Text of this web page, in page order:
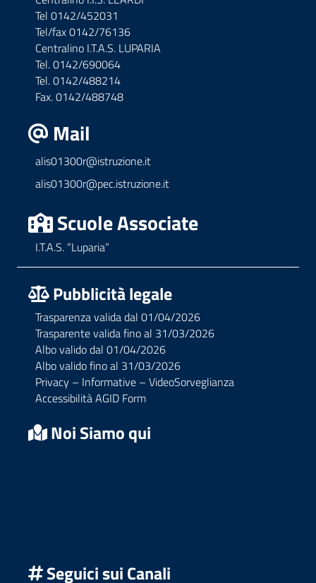
Tel 0142/452031
Tel/fax 0142/76136
Centralino I.T.A.S. LUPARIA
Tel. 0142/690064
Tel. 0142/488214
Fax. 0142/488748
Mail
alis01300r@istruzione.it
alis01300r@pec.istruzione.it
Scuole Associate
I.T.A.S. “Luparia”
Pubblicità legale
Trasparenza valida dal 01/04/2026
Trasparente valida fino al 31/03/2026
Albo valido dal 01/04/2026
Albo valido fino al 31/03/2026
Privacy – Informative – VideoSorveglianza
Accessibilità AGID Form
Noi Siamo qui
Seguici sui Canali